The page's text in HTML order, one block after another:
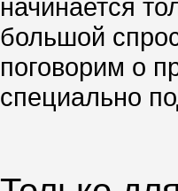
начинается
большой
поговорим о
специально